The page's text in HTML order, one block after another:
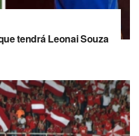
tendrá Leonai Souza